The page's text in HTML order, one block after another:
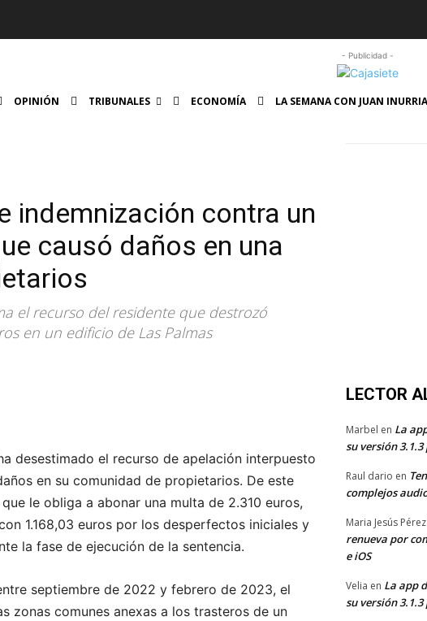
- Publicidad -
OPINIÓN TRIBUNALES ECONOMÍA LA SEMANA CON JUAN INURRIA
indemnización contra un
causó daños en una
el recurso del residente que destrozó
en un edificio de Las Palmas
desestimado el recurso de apelación interpuesto
en su comunidad de propietarios. De este
le obliga a abonar una multa de 2.310 euros,
1.168,03 euros por los desperfectos iniciales y
la fase de ejecución de la sentencia.
septiembre de 2022 y febrero de 2023, el
zonas comunes anexas a los trasteros de un
LECTOR
Marbel en La
su versión
Raul dario en
complejos
Maria Jesús
renueva por
e iOS
Velia en La app
su versión